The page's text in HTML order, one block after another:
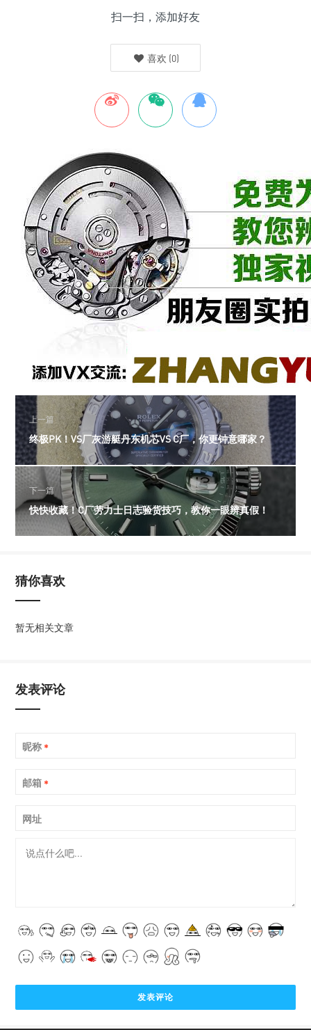
扫一扫，添加好友
喜欢 (0)
上一篇
终极PK！VS厂灰游艇丹东机芯VS C厂，你更钟意哪家？
下一篇
快快收藏！C厂劳力士日志验货技巧，教你一眼辨真假！
猜你喜欢
暂无相关文章
发表评论
昵称 *
邮箱 *
网址